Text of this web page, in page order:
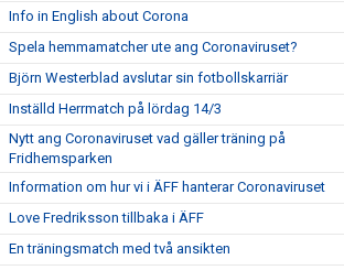
Info in English about Corona
Spela hemmamatcher ute ang Coronaviruset?
Björn Westerblad avslutar sin fotbollskarriär
Inställd Herrmatch på lördag 14/3
Nytt ang Coronaviruset vad gäller träning på
Fridhemsparken
Information om hur vi i ÄFF hanterar Coronaviruset
Love Fredriksson tillbaka i ÄFF
En träningsmatch med två ansikten